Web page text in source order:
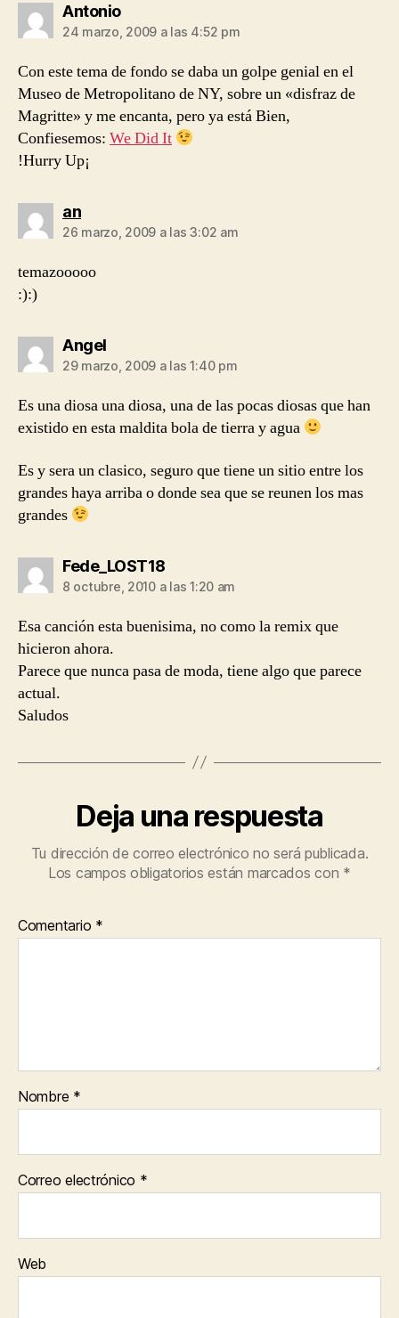
Antoniodice:
24 marzo, 2009 a las 4:52 pm
Con este tema de fondo se daba un golpe genial en el
Museo de Metropolitano de NY, sobre un «disfraz de
Magritte» y me encanta, pero ya está Bien,
Confiesemos: We Did It
!Hurry Up¡
andice:
26 marzo, 2009 a las 3:02 am
temazooooo
:):)
Angeldice:
29 marzo, 2009 a las 1:40 pm
Es una diosa una diosa, una de las pocas diosas que han
existido en esta maldita bola de tierra y agua
Es y sera un clasico, seguro que tiene un sitio entre los
grandes haya arriba o donde sea que se reunen los mas
grandes
Fede_LOST18dice:
8 octubre, 2010 a las 1:20 am
Esa canción esta buenisima, no como la remix que
hicieron ahora.
Parece que nunca pasa de moda, tiene algo que parece
actual.
Saludos
Deja una respuesta
Tu dirección de correo electrónico no será publicada.
Los campos obligatorios están marcados con *
Comentario *
Nombre *
Correo electrónico *
Web